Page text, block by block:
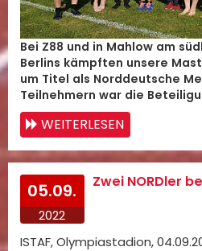
Bei Z88 und in Mahlow am
Berlins kämpften unsere
um Titel als Norddeutsche
Teilnehmern war die
WEITERLESEN
05.09.
2022
Zwei NORDler
ISTAF, Olympiastadion,